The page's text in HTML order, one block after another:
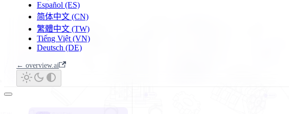
Español (ES)
简体中文 (CN)
繁體中文 (TW)
Tiếng Việt (VN)
Deutsch (DE)
← overview.ai